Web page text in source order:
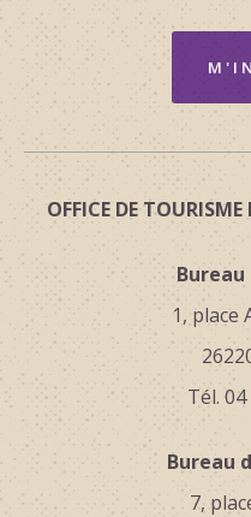
Classement & Labels
OFFICE DE
1, place
Tél.
Bureau
7,